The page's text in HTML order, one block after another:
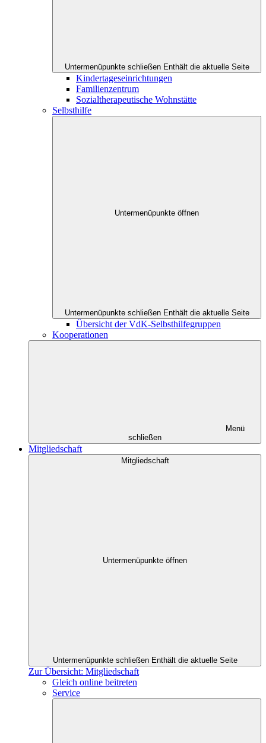
Untermenüpunkte schließen Enthält die aktuelle Seite
Kindertageseinrichtungen
Familienzentrum
Sozialtherapeutische Wohnstätte
Selbsthilfe
Untermenüpunkte öffnen
Untermenüpunkte schließen Enthält die aktuelle Seite
Übersicht der VdK-Selbsthilfegruppen
Kooperationen
Menü
schließen
Mitgliedschaft
Mitgliedschaft
Untermenüpunkte öffnen
Untermenüpunkte schließen Enthält die aktuelle Seite
Zur Übersicht: Mitgliedschaft
Gleich online beitreten
Service